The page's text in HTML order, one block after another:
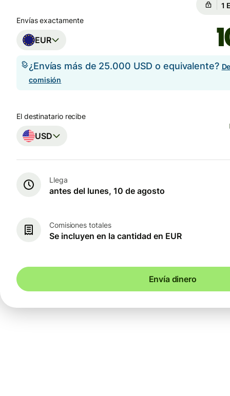
Envías exactamente
EUR
¿Envías más de 25.000 USD o equivalente?
comisión
El destinatario recibe
USD
Llega
antes del lunes, 10 de agosto
Comisiones totales
Se incluyen en la cantidad en EUR
Envía dinero